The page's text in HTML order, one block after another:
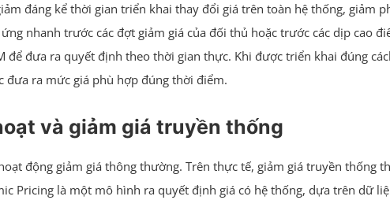
đáng kể thời gian triển khai thay đổi giá trên toàn hệ thống, giảm
nhanh trước các đợt giảm giá của đối thủ hoặc trước các dịp cao
để đưa ra quyết định theo thời gian thực. Khi được triển khai đúng
đưa ra mức giá phù hợp đúng thời điểm.
và giảm giá truyền thống
động giảm giá thông thường. Trên thực tế, giảm giá truyền thống
Pricing là một mô hình ra quyết định giá có hệ thống, dựa trên dữ